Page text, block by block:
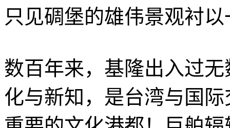
只见碉堡的雄伟景观衬
数百年来，基隆出入过
化与新知，是台湾与国